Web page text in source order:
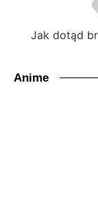
Jak dotąd
Anime